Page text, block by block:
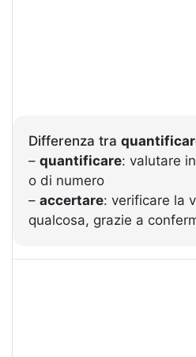
Differenza tra
– quantificare: valutare
o di numero
– accertare: verificare la
qualcosa, grazie a